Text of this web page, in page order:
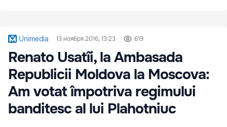
Unimedia 13 ноября 2016, 13:23 619
Renato Usatîi, la Ambasada
Republicii Moldova la Moscova:
Am votat împotriva regimului
banditesc al lui Plahotniuc